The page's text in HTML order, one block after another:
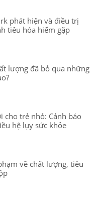
phát hiện và điều trị
tiêu hóa hiếm gặp
lượng đã bỏ qua những
cho trẻ nhỏ: Cảnh báo
hệ lụy sức khỏe
về chất lượng, tiêu